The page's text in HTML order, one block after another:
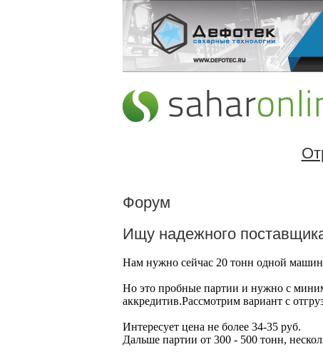
Форум
Ищу надежного
Нам нужно сейчас 20 тонн одной
Но это пробные партии и нужно с
аккредитив.Рассмотрим вариант с
Интересует цена не более 34-35 руб.
Дальше партии от 300 - 500 тонн,